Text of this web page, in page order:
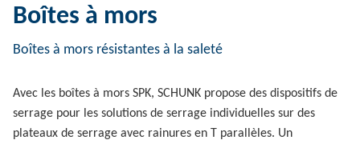
Boîtes à mors
Boîtes à mors résistantes à la saleté
Avec les boîtes à mors SPK, SCHUNK propose des dispositifs de
serrage pour les solutions de serrage individuelles sur des
plateaux de serrage avec rainures en T parallèles. Un